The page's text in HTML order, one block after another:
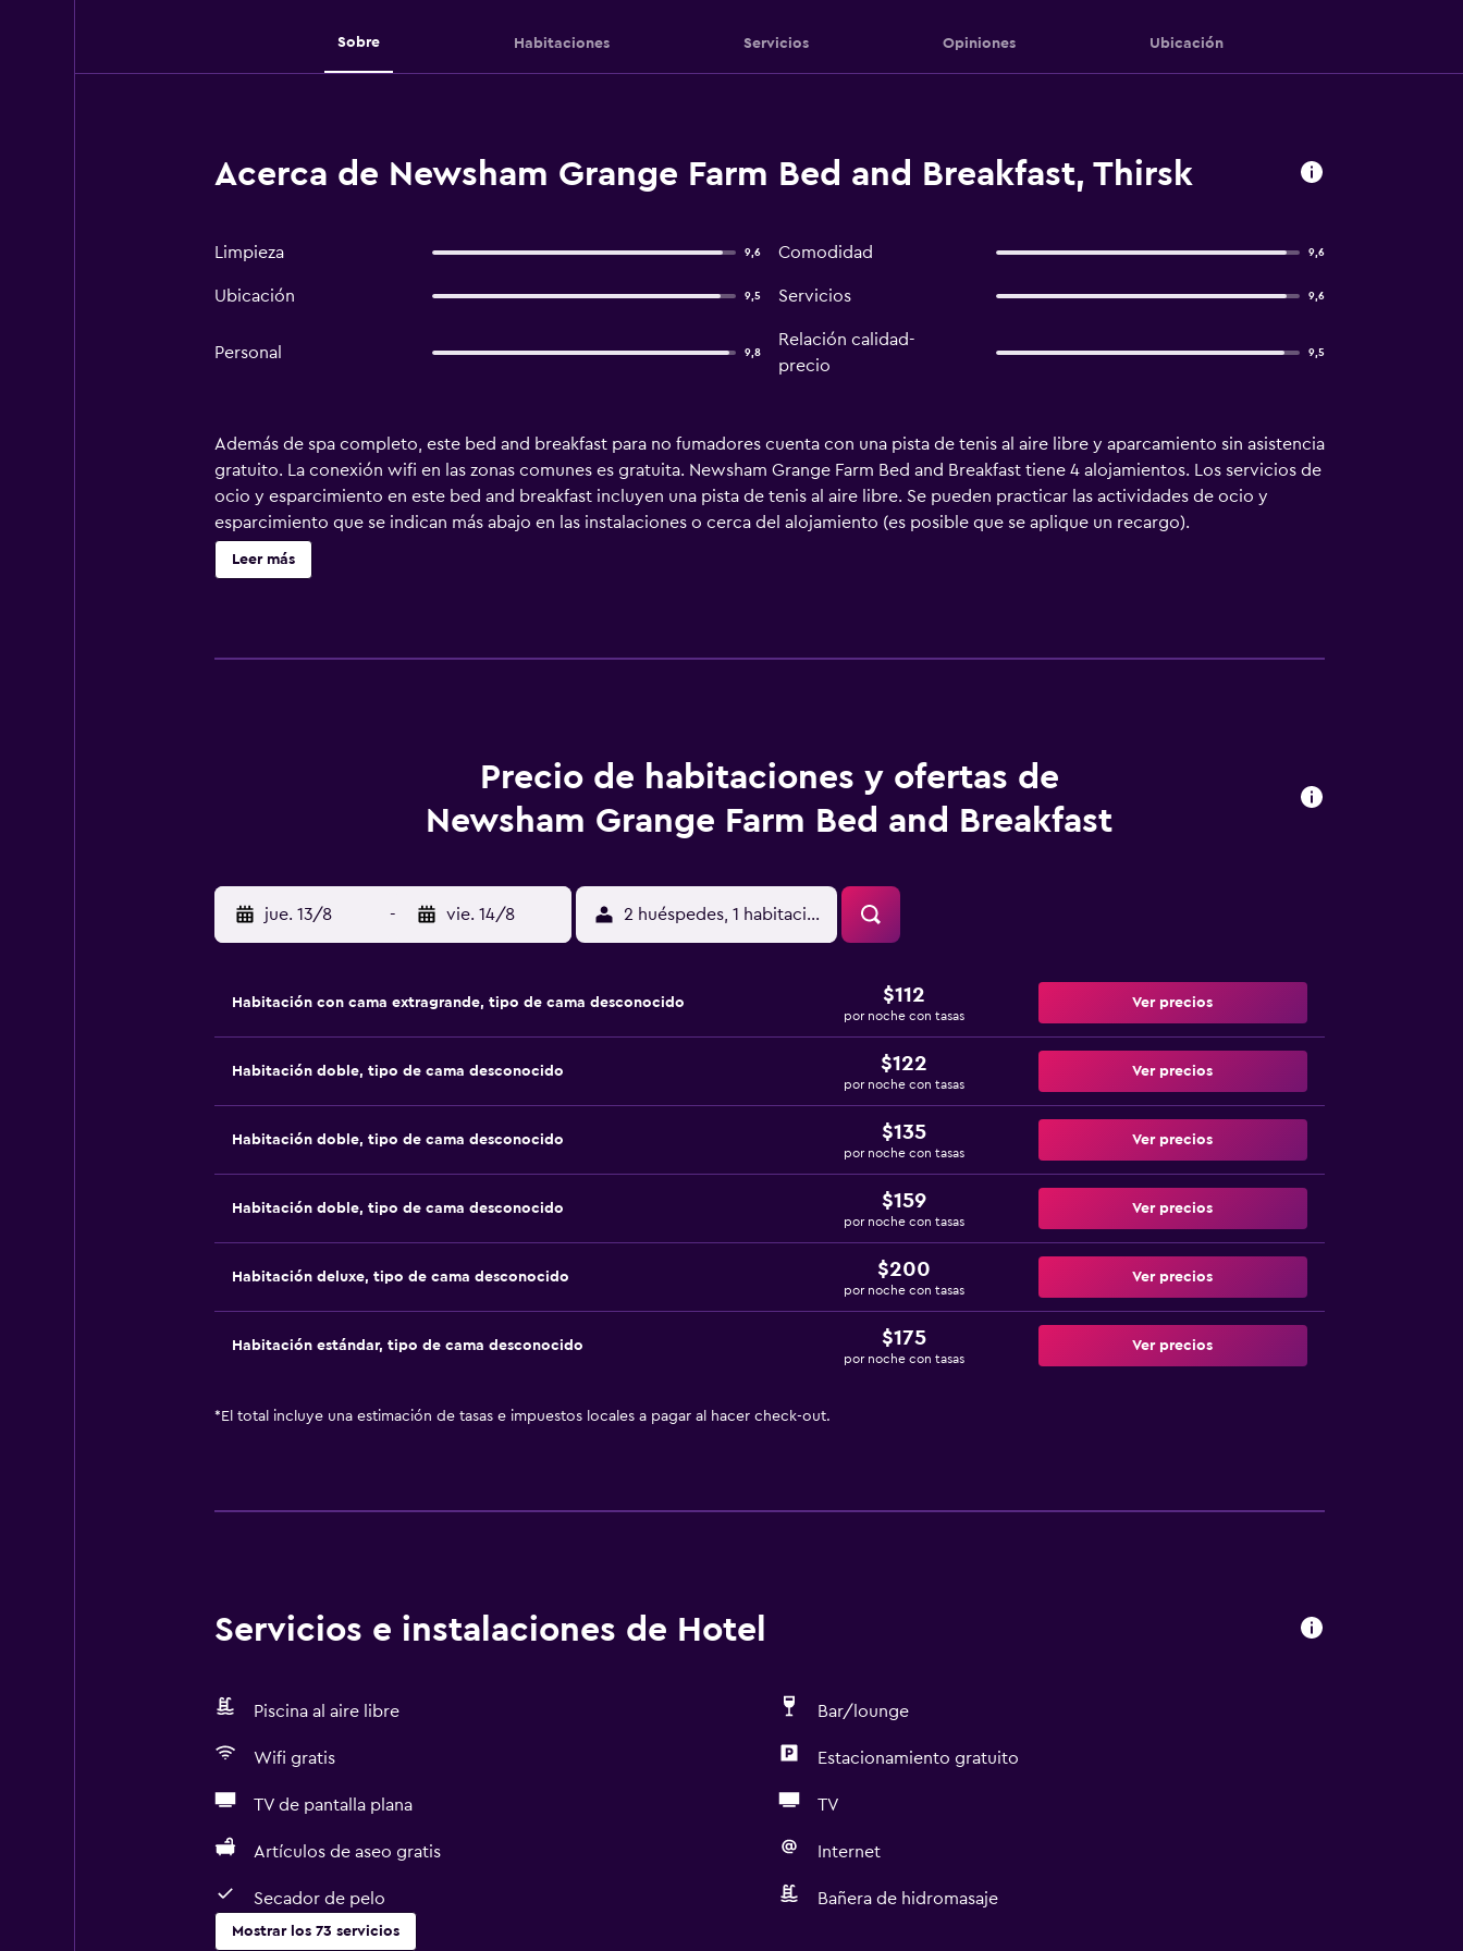
Sobre Habitaciones Servicios Opiniones Ubicación
Acerca de Newsham Grange Farm Bed and Breakfast, Thirsk
Limpieza 9,6 Comodidad 9,6
Ubicación 9,5 Servicios 9,6
Personal 9,8
Relación calidad-
precio
9,5
Además de spa completo, este bed and breakfast para no fumadores cuenta con una pista de tenis al aire libre y aparcamiento sin asistencia
gratuito. La conexión wifi en las zonas comunes es gratuita. Newsham Grange Farm Bed and Breakfast tiene 4 alojamientos. Los servicios de
ocio y esparcimiento en este bed and breakfast incluyen una pista de tenis al aire libre. Se pueden practicar las actividades de ocio y
esparcimiento que se indican más abajo en las instalaciones o cerca del alojamiento (es posible que se aplique un recargo).
Leer más
Precio de habitaciones y ofertas de
Newsham Grange Farm Bed and Breakfast
jue. 13/8 - vie. 14/8 2 huéspedes, 1 habitación
Habitación con cama extragrande, tipo de cama desconocido $112
por noche con tasas
Ver precios
Habitación doble, tipo de cama desconocido $122
por noche con tasas
Ver precios
Habitación doble, tipo de cama desconocido $135
por noche con tasas
Ver precios
Habitación doble, tipo de cama desconocido $159
por noche con tasas
Ver precios
Habitación deluxe, tipo de cama desconocido $200
por noche con tasas
Ver precios
Habitación estándar, tipo de cama desconocido $175
por noche con tasas
Ver precios
* El total incluye una estimación de tasas e impuestos locales a pagar al hacer check-out.
Servicios e instalaciones de Hotel
Piscina al aire libre Bar/lounge
Wifi gratis Estacionamiento gratuito
TV de pantalla plana TV
Artículos de aseo gratis Internet
Secador de pelo Bañera de hidromasaje
Mostrar los 73 servicios